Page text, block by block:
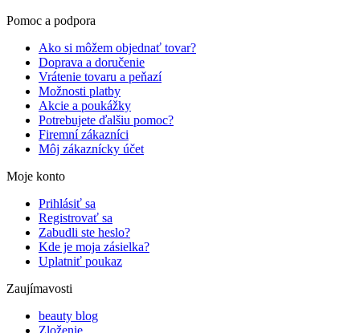
Pomoc a podpora
Ako si môžem objednať tovar?
Doprava a doručenie
Vrátenie tovaru a peňazí
Možnosti platby
Akcie a poukážky
Potrebujete ďalšiu pomoc?
Firemní zákazníci
Môj zákaznícky účet
Moje konto
Prihlásiť sa
Registrovať sa
Zabudli ste heslo?
Kde je moja zásielka?
Uplatniť poukaz
Zaujímavosti
beauty blog
Zloženie